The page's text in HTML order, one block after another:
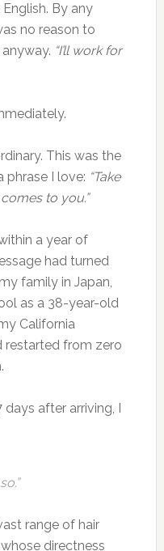
By any
no reason to
“I’ll work for
This was the
phrase I love: “Take
to you.”
a year of
had turned
family in Japan,
as a 38-year-old
California
restarted from zero
days after arriving, I
range of hair
directness